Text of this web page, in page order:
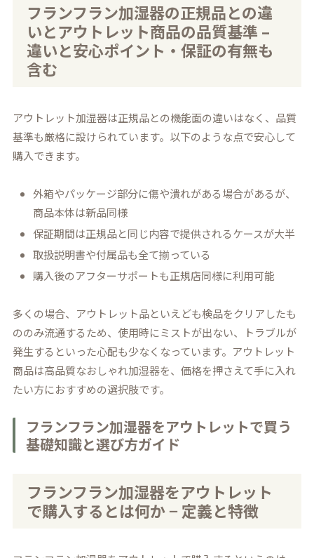
フランフラン加湿器の正規品との違
いとアウトレット商品の品質基準 –
違いと安心ポイント・保証の有無も
含む
アウトレット加湿器は正規品との機能面の違いはなく、品質
基準も厳格に設けられています。以下のような点で安心して
購入できます。
外箱やパッケージ部分に傷や潰れがある場合があるが、
商品本体は新品同様
保証期間は正規品と同じ内容で提供されるケースが大半
取扱説明書や付属品も全て揃っている
購入後のアフターサポートも正規店同様に利用可能
多くの場合、アウトレット品といえども検品をクリアしたも
ののみ流通するため、使用時にミストが出ない、トラブルが
発生するといった心配も少なくなっています。アウトレット
商品は高品質なおしゃれ加湿器を、価格を押さえて手に入れ
たい方におすすめの選択肢です。
フランフラン加湿器をアウトレットで買う
基礎知識と選び方ガイド
フランフラン加湿器をアウトレット
で購入するとは何か − 定義と特徴